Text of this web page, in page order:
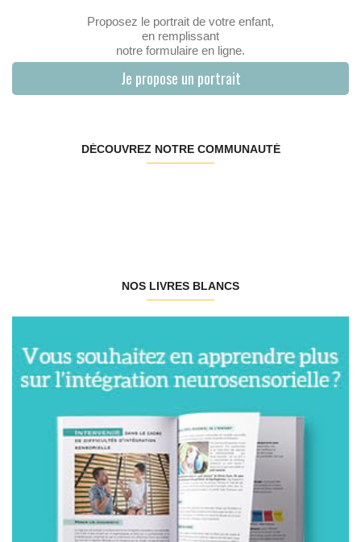
Proposez le portrait de votre enfant,
en remplissant
notre formulaire en ligne.
Je propose un portrait
DÉCOUVREZ NOTRE COMMUNAUTÉ
NOS LIVRES BLANCS